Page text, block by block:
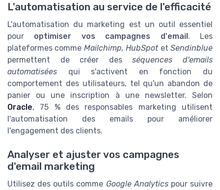
L'automatisation au service de l'efficacité
L'automatisation du marketing est un outil essentiel
pour optimiser vos campagnes d'email. Les
plateformes comme Mailchimp, HubSpotetSendinblue
permettent de créer desséquences d'emails
automatisées qui s'activent en fonction du
comportement des utilisateurs, tel qu'un abandon de
panier ou une inscription à une newsletter. Selon
Oracle, 75 % des responsables marketing utilisent
l'automatisation des emails pour améliorer
l'engagement des clients.
Analyser et ajuster vos campagnes
d'email marketing
Utilisez des outils comme Google Analyticspour suivre